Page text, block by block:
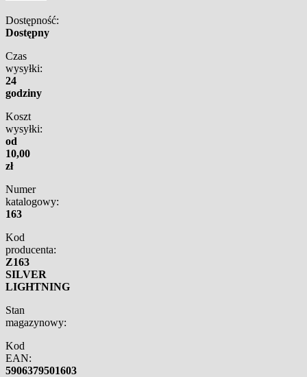
Dostępność:
Dostępny
Czas
wysyłki:
24
godziny
Koszt
wysyłki:
od
10,00
zł
Numer
katalogowy:
163
Kod
producenta:
Z163
SILVER
LIGHTNING
Stan
magazynowy:
Kod
EAN:
5906379501603